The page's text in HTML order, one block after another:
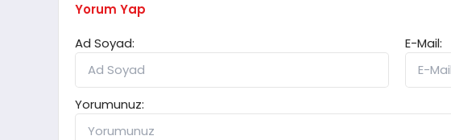
Yorum Yap
Ad Soyad:
E-Mail:
Yorumunuz: